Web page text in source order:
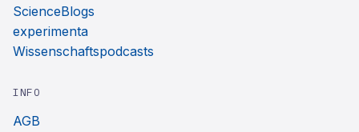
ScienceBlogs
experimenta
Wissenschaftspodcasts
INFO
AGB